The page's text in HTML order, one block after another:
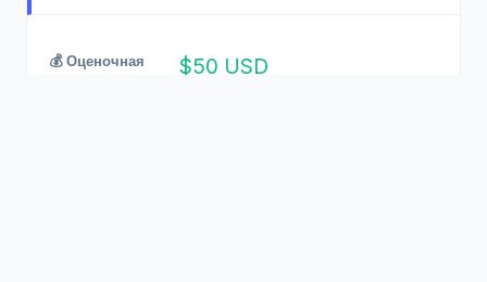
💰 Оценочная
$50 USD